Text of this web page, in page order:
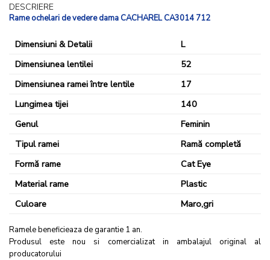
DESCRIERE
Rame ochelari de vedere dama CACHAREL CA3014 712
Dimensiuni & Detalii
L
Dimensiunea lentilei
52
Dimensiunea ramei între lentile
17
Lungimea tijei
140
Genul
Feminin
Tipul ramei
Ramă completă
Formă rame
Cat Eye
Material rame
Plastic
Culoare
Maro,gri
Ramele beneficieaza de garantie 1 an​.
Produsul este nou si comercializat in ambalajul original al
producatorului